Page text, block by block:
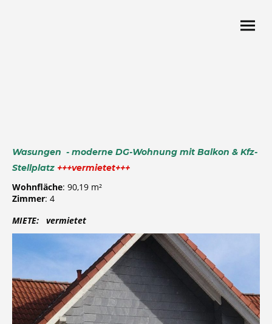
Wasungen - moderne DG-Wohnung mit Balkon & Kfz-
Stellplatz +++vermietet+++
Wohnfläche: 90,19 m²
Zimmer: 4
MIETE: vermietet